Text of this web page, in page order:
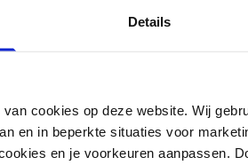
Details
cookies op deze website. Wij
en in beperkte situaties voor
en je voorkeuren aanpassen.